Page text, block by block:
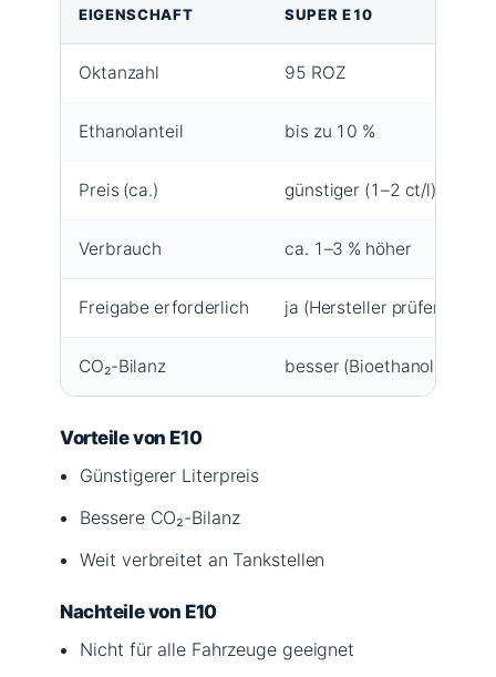
EIGENSCHAFT SUPER E10
Oktanzahl 95 ROZ
Ethanolanteil bis zu 10 %
Preis (ca.) günstiger (1–2 ct/l)
Verbrauch ca. 1–3 % höher
Freigabe erforderlich ja (Hersteller prüfen)
CO₂-Bilanz besser (Bioethanol)
Vorteile von E10
Günstigerer Literpreis
Bessere CO₂-Bilanz
Weit verbreitet an Tankstellen
Nachteile von E10
Nicht für alle Fahrzeuge geeignet